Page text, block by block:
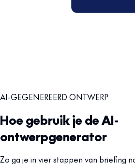
AI-GEGENEREERD ONTWERP
Hoe gebruik je de AI-
ontwerpgenerator
Zo ga je in vier stappen van briefing